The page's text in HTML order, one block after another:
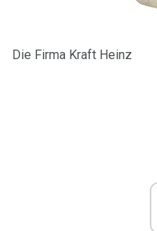
Die Firma Kraft Heinz